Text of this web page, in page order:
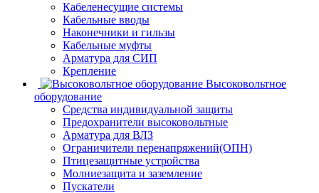
Кабеленесущие системы
Кабельные вводы
Наконечники и гильзы
Кабельные муфты
Арматура для СИП
Крепление
Высоковольтное
оборудование
Средства индивидуальной защиты
Предохранители высоковольтные
Арматура для ВЛЗ
Ограничители перенапряжений(ОПН)
Птицезащитные устройства
Молниезащита и заземление
Пускатели